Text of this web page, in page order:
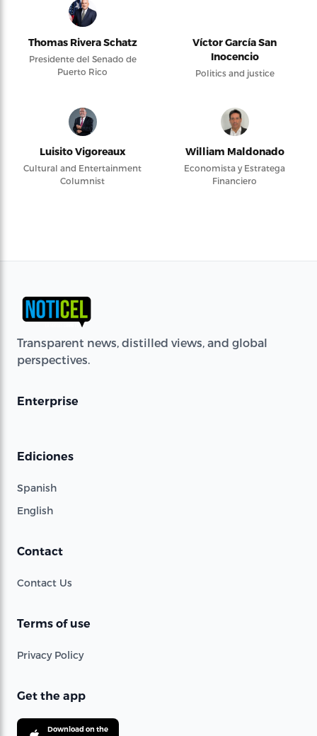
Thomas Rivera Schatz
Presidente del Senado de
Puerto Rico
Víctor García San
Inocencio
Politics and justice
Luisito Vigoreaux
Cultural and Entertainment
Columnist
William Maldonado
Economista y Estratega
Financiero
Transparent news, distilled views, and global
perspectives.
Enterprise
Ediciones
Spanish
English
Contact
Contact Us
Terms of use
Privacy Policy
Get the app
Download on the